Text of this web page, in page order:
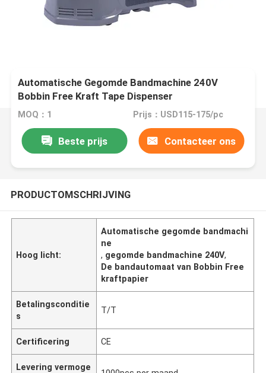
Automatische Gegomde Bandmachine 240V
Bobbin Free Kraft Tape Dispenser
MOQ：1 Prijs：USD115-175/pc
Beste prijs Contacteer ons
PRODUCTOMSCHRIJVING
Hoog licht:
Automatische gegomde bandmachi
ne
, gegomde bandmachine 240V,
De bandautomaat van Bobbin Free
kraftpapier
Betalingsconditie
s
T/T
Certificering CE
Levering vermoge